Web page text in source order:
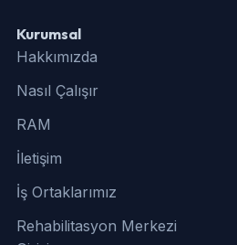
Kurumsal
Hakkımızda
Nasıl Çalışır
RAM
İletişim
İş Ortaklarımız
Rehabilitasyon Merkezi